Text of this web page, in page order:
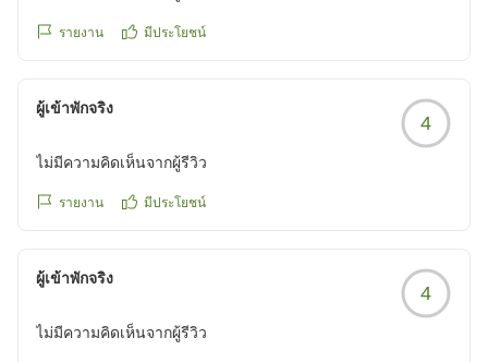
รายงาน มีประโยชน์
ผู้เข้าพักจริง
4
ไม่มีความคิดเห็นจากผู้รีวิว
รายงาน มีประโยชน์
ผู้เข้าพักจริง
4
ไม่มีความคิดเห็นจากผู้รีวิว